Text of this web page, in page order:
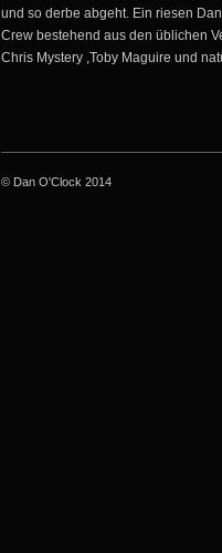
und so derbe abgeht. Ein riesen
Crew bestehend aus den üblichen
Chris Mystery ,Toby Maguire und
© Dan O'Clock 2014